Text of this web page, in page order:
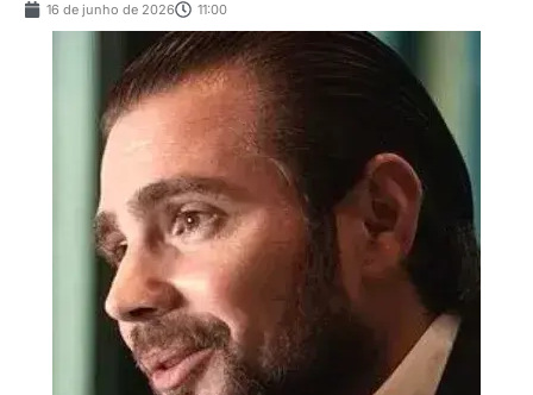
16 de junho de 2026 11:00